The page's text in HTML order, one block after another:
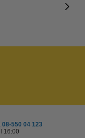
550 04 123
16:00